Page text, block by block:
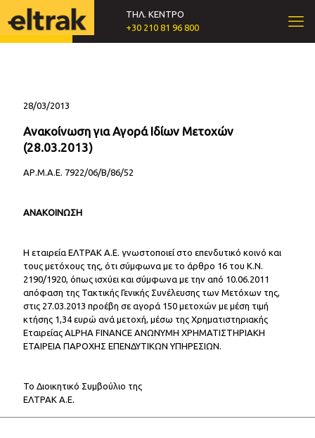
ΤΗΛ. ΚΕΝΤΡΟ
+30 210 81 96 800
28/03/2013
Ανακοίνωση για Αγορά Ιδίων Μετοχών
(28.03.2013)
ΑΡ.Μ.Α.Ε. 7922/06/Β/86/52
ΑΝΑΚΟΙΝΩΣΗ
Η εταιρεία ΕΛΤΡΑΚ Α.Ε. γνωστοποιεί στο επενδυτικό κοινό και
τους μετόχους της, ότι σύμφωνα με το άρθρο 16 του Κ.Ν.
2190/1920, όπως ισχύει και σύμφωνα με την από 10.06.2011
απόφαση της Τακτικής Γενικής Συνέλευσης των Μετόχων της,
στις 27.03.2013 προέβη σε αγορά 150 μετοχών με μέση τιμή
κτήσης 1,34 ευρώ ανά μετοχή, μέσω της Χρηματιστηριακής
Εταιρείας ALPHA FINANCE ΑΝΩΝΥΜΗ ΧΡΗΜΑΤΙΣΤΗΡΙΑΚΗ
ΕΤΑΙΡΕΙΑ ΠΑΡΟΧΗΣ ΕΠΕΝΔΥΤΙΚΩΝ ΥΠΗΡΕΣΙΩΝ.
Το Διοικητικό Συμβούλιο της
ΕΛΤΡΑΚ Α.Ε.